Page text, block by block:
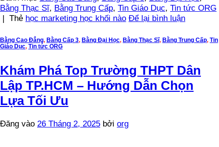
Bằng Thạc Sĩ, Bằng Trung Cấp, Tin Giáo Dục, Tin tức ORG
| Thẻ học marketing học khối nào Để lại bình luận
Bằng Cao Đẳng, Bằng Cấp 3, Bằng Đại Học, Bằng Thạc Sĩ, Bằng Trung Cấp, Tin
Giáo Dục, Tin tức ORG
Khám Phá Top Trường THPT Dân
Lập TP.HCM – Hướng Dẫn Chọn
Lựa Tối Ưu
Đăng vào 26 Tháng 2, 2025 bởi org